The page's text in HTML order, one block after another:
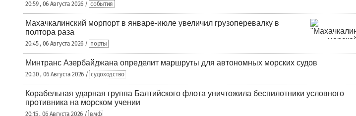
20:59 , 06 Августа 2026 / события
Махачкалинский морпорт в январе-июле увеличил грузоперевалку в
полтора раза
20:45 , 06 Августа 2026 / порты
Минтранс Азербайджана определит маршруты для автономных морских судов
20:30 , 06 Августа 2026 / судоходство
Корабельная ударная группа Балтийского флота уничтожила беспилотники условного
противника на морском учении
20:15 , 06 Августа 2026 / вмф